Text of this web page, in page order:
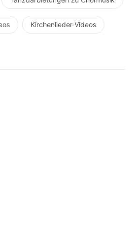
Kirchenlieder-Videos